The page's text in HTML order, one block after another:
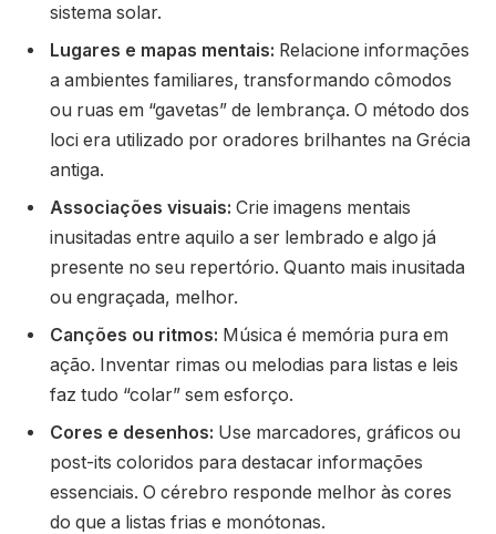
sistema solar.
Lugares e mapas mentais: Relacione informações
a ambientes familiares, transformando cômodos
ou ruas em “gavetas” de lembrança. O método dos
loci era utilizado por oradores brilhantes na Grécia
antiga.
Associações visuais: Crie imagens mentais
inusitadas entre aquilo a ser lembrado e algo já
presente no seu repertório. Quanto mais inusitada
ou engraçada, melhor.
Canções ou ritmos: Música é memória pura em
ação. Inventar rimas ou melodias para listas e leis
faz tudo “colar” sem esforço.
Cores e desenhos: Use marcadores, gráficos ou
post-its coloridos para destacar informações
essenciais. O cérebro responde melhor às cores
do que a listas frias e monótonas.